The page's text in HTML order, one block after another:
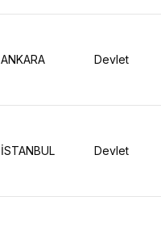
ANKARA Devlet
İSTANBUL Devlet